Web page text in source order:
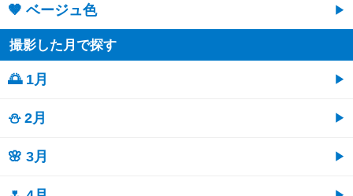
🤎 ベージュ色
撮影した月で探す
🌅 1月
⛄ 2月
🌸 3月